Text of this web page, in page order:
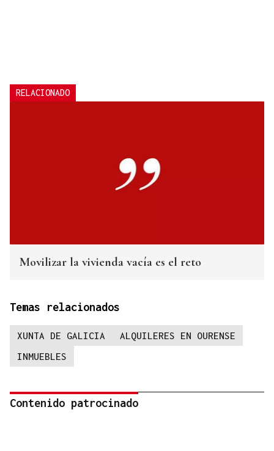
RELACIONADO
Movilizar la vivienda vacía es el reto
Temas relacionados
XUNTA DE GALICIA
ALQUILERES EN OURENSE
INMUEBLES
Contenido patrocinado